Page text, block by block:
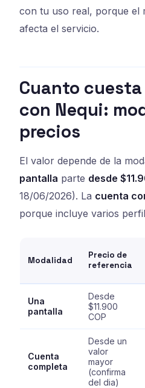
con tu uso real, porque el
afecta el servicio.
Cuanto cuesta
con Nequi:
precios
El valor depende de la
pantalla parte desde
18/06/2026). La cuenta
porque incluye varios
Modalidad
Precio de
referencia
Una
pantalla
Desde
$11.900
COP
Cuenta
completa
Desde un
valor
mayor
(confirma
del dia)